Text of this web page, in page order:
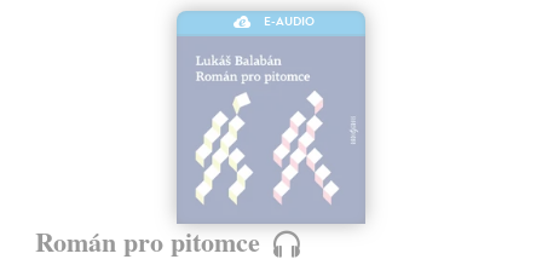
E-AUDIO
Román pro pitomce